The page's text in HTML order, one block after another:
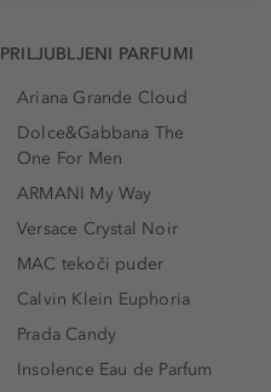
PRILJUBLJENI PARFUMI
Ariana Grande Cloud
Dolce&Gabbana The
One For Men
ARMANI My Way
Versace Crystal Noir
MAC tekoči puder
Calvin Klein Euphoria
Prada Candy
Insolence Eau de Parfum